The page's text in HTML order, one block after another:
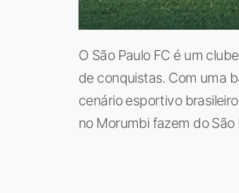
O São Paulo FC é um
de conquistas. Com uma
cenário esportivo
no Morumbi fazem do